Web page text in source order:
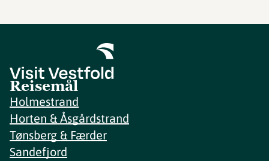
Reisemål
Holmestrand
Horten & Åsgårdstrand
Tønsberg & Færder
Sandefjord